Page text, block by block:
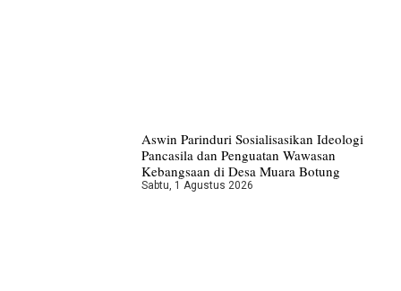
Aswin Parinduri Sosialisasikan Ideologi
Pancasila dan Penguatan Wawasan
Kebangsaan di Desa Muara Botung
Sabtu, 1 Agustus 2026